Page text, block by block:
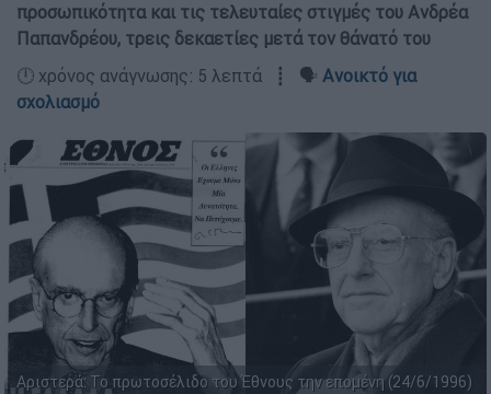
προσωπικότητα και τις τελευταίες στιγμές του Ανδρέα
Παπανδρέου, τρεις δεκαετίες μετά τον θάνατό του
🕛 χρόνος ανάγνωσης: 5 λεπτά ┋ 🗣️ Ανοικτό για
σχολιασμό
Αριστερά: Το πρωτοσέλιδο του Έθνους την επομένη (24/6/1996)